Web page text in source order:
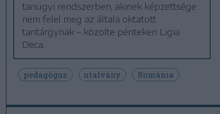
tanügyi rendszerben, akinek képzettsége
nem felel meg az általa oktatott
tantárgynak – közölte pénteken Ligia
Deca.
pedagógus utalvány Románia